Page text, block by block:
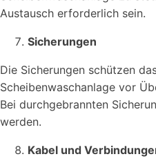
Austausch erforderlich sein.
Sicherungen
Die Sicherungen schützen
Scheibenwaschanlage vor
Bei durchgebrannten
werden.
Kabel und